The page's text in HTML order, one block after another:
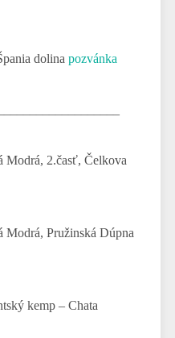
dolina pozvánka
Modrá, 2.časť, Čelkova
Modrá, Pružinská Dúpna
kemp – Chata